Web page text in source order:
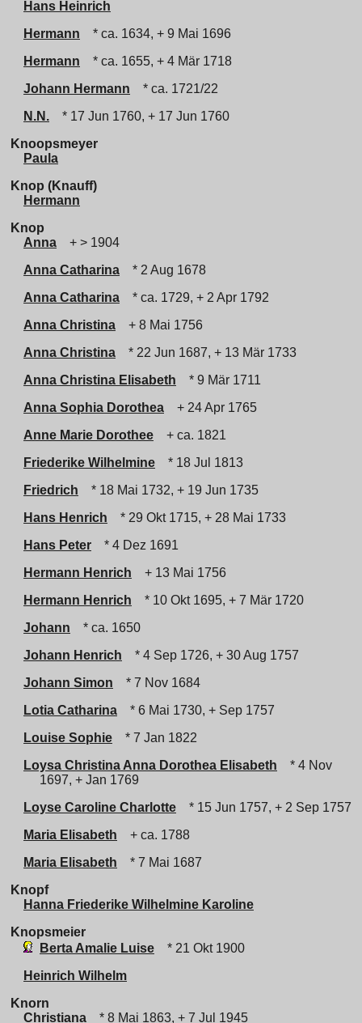
Hans Heinrich
Hermann
* ca. 1634, + 9 Mai 1696
Hermann
* ca. 1655, + 4 Mär 1718
Johann Hermann
* ca. 1721/22
N.N.
* 17 Jun 1760, + 17 Jun 1760
Knoopsmeyer
Paula
Knop (Knauff)
Hermann
Knop
Anna
+ > 1904
Anna Catharina
* 2 Aug 1678
Anna Catharina
* ca. 1729, + 2 Apr 1792
Anna Christina
+ 8 Mai 1756
Anna Christina
* 22 Jun 1687, + 13 Mär 1733
Anna Christina Elisabeth
* 9 Mär 1711
Anna Sophia Dorothea
+ 24 Apr 1765
Anne Marie Dorothee
+ ca. 1821
Friederike Wilhelmine
* 18 Jul 1813
Friedrich
* 18 Mai 1732, + 19 Jun 1735
Hans Henrich
* 29 Okt 1715, + 28 Mai 1733
Hans Peter
* 4 Dez 1691
Hermann Henrich
+ 13 Mai 1756
Hermann Henrich
* 10 Okt 1695, + 7 Mär 1720
Johann
* ca. 1650
Johann Henrich
* 4 Sep 1726, + 30 Aug 1757
Johann Simon
* 7 Nov 1684
Lotia Catharina
* 6 Mai 1730, + Sep 1757
Louise Sophie
* 7 Jan 1822
Loysa Christina Anna Dorothea Elisabeth
* 4 Nov
1697, + Jan 1769
Loyse Caroline Charlotte
* 15 Jun 1757, + 2 Sep 1757
Maria Elisabeth
+ ca. 1788
Maria Elisabeth
* 7 Mai 1687
Knopf
Hanna Friederike Wilhelmine Karoline
Knopsmeier
Berta Amalie Luise
* 21 Okt 1900
Heinrich Wilhelm
Knorn
Christiana
* 8 Mai 1863, + 7 Jul 1945